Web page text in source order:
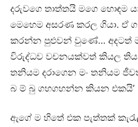
දරුවගෙ තාත්තයි මගෙ හොඳම
මෙහෙම අසරණ කරල ගියා. ඒ
කරන්න පුළුවන් වුණේ… අදටත්
විරුද්ධව වචනයක්වත් කියල
තනියම දරාගෙන මං තනියම
බ ම් බු ගහගහන්න කියන එකයි’
ඇගේ ම හිතේ එක පැත්තක්